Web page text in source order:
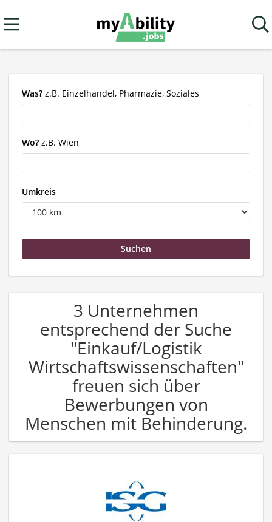
Was? z.B. Einzelhandel, Pharmazie, Soziales
Wo? z.B. Wien
Umkreis
3 Unternehmen
entsprechend der Suche
"Einkauf/Logistik
Wirtschaftswissenschaften"
freuen sich über
Bewerbungen von
Menschen mit Behinderung.